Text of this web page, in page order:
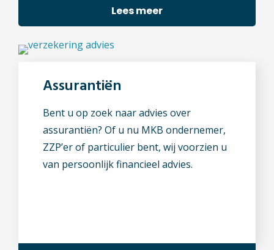
Lees meer
Assurantiën
Bent u op zoek naar advies over
assurantiën? Of u nu MKB ondernemer,
ZZP’er of particulier bent, wij voorzien u
van persoonlijk financieel advies.